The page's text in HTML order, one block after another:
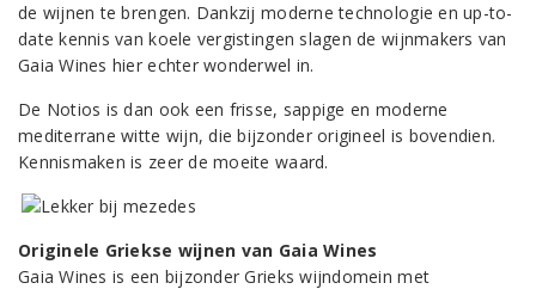
de wijnen te brengen. Dankzij moderne technologie en up-to-
date kennis van koele vergistingen slagen de wijnmakers van
Gaia Wines hier echter wonderwel in.
De Notios is dan ook een frisse, sappige en moderne
mediterrane witte wijn, die bijzonder origineel is bovendien.
Kennismaken is zeer de moeite waard.
Originele Griekse wijnen van Gaia Wines
Gaia Wines is een bijzonder Grieks wijndomein met